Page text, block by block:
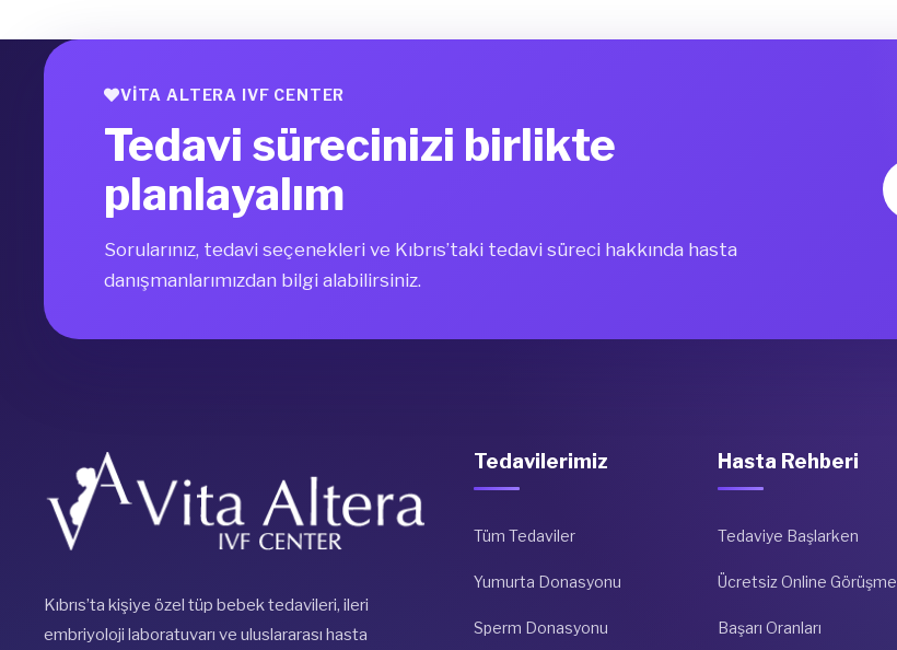
VITA ALTERA IVF CENTER
Tedavi sürecinizi birlikte
planlayalım
Sorularınız, tedavi seçenekleri ve Kıbrıs’taki tedavi süreci hakkında hasta
danışmanlarımızdan bilgi alabilirsiniz.
Kıbrıs’ta kişiye özel tüp bebek tedavileri, ileri
embriyoloji laboratuvarı ve uluslararası hasta
Tedavilerimiz
Tüm Tedaviler
Yumurta Donasyonu
Sperm Donasyonu
Hasta Rehberi
Tedaviye Başlarken
Ücretsiz Online Görüşme
Başarı Oranları